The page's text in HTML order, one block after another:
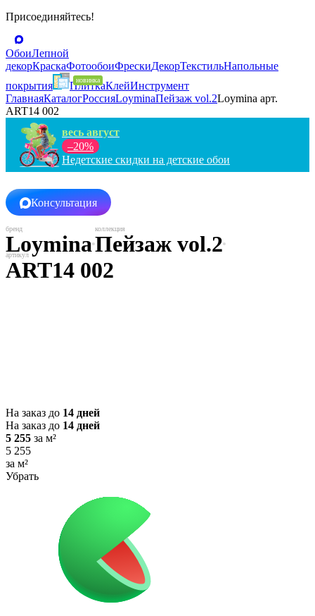
Присоединяйтесь!
ОбоиЛепной
декорКраскаФотообоиФрескиДекорТекстильНапольные
покрытия
ПлиткаКлейИнструмент
ГлавнаяКаталогРоссияLoyminaПейзаж vol.2Loymina арт.
ART14 002
весь август
–20%
Недетские скидки на детские обои
Консультация
LoyminaПейзаж vol.2
ART14 002
На заказ до 14 дней
На заказ до 14 дней
5 255 за м²
5 255
за м²
Убрать